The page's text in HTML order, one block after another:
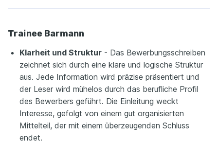
Trainee Barmann
Klarheit und Struktur - Das Bewerbungsschreiben
zeichnet sich durch eine klare und logische Struktur
aus. Jede Information wird präzise präsentiert und
der Leser wird mühelos durch das berufliche Profil
des Bewerbers geführt. Die Einleitung weckt
Interesse, gefolgt von einem gut organisierten
Mittelteil, der mit einem überzeugenden Schluss
endet.